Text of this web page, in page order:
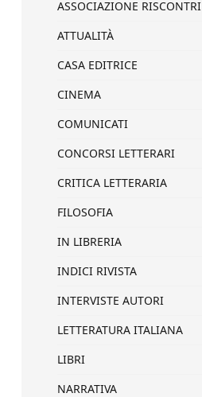
ASSOCIAZIONE RISCONTRI
ATTUALITÀ
CASA EDITRICE
CINEMA
COMUNICATI
CONCORSI LETTERARI
CRITICA LETTERARIA
FILOSOFIA
IN LIBRERIA
INDICI RIVISTA
INTERVISTE AUTORI
LETTERATURA ITALIANA
LIBRI
NARRATIVA